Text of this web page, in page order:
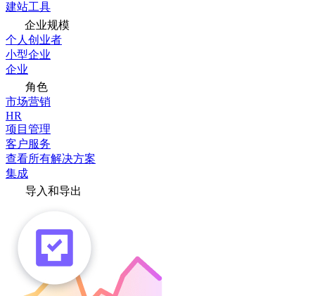
建站工具
企业规模
个人创业者
小型企业
企业
角色
市场营销
HR
项目管理
客户服务
查看所有解决方案
集成
导入和导出